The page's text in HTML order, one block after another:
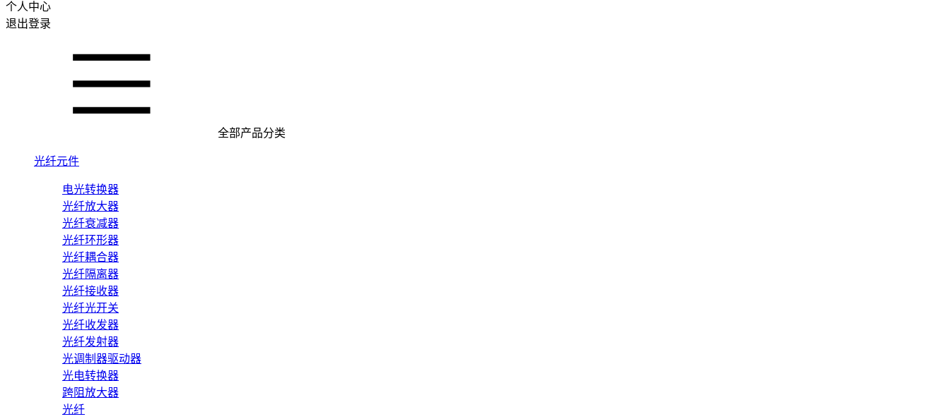
个人中心
退出登录
全部产品分类
光纤元件
电光转换器
光纤放大器
光纤衰减器
光纤环形器
光纤耦合器
光纤隔离器
光纤接收器
光纤光开关
光纤收发器
光纤发射器
光调制器驱动器
光电转换器
跨阻放大器
光纤